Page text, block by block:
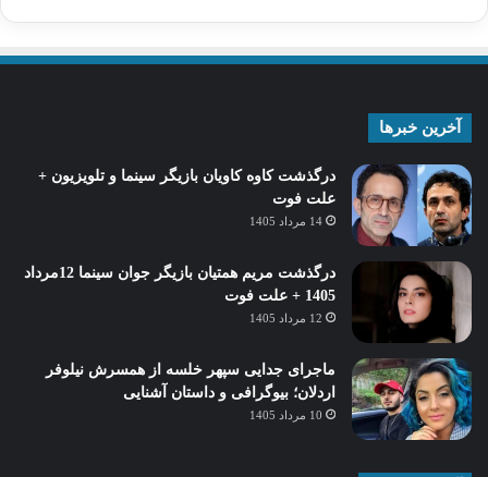
آخرین خبرها
درگذشت کاوه کاویان بازیگر سینما و تلویزیون +
علت فوت
14 مرداد 1405
درگذشت مریم همتیان بازیگر جوان سینما 12مرداد
1405 + علت فوت
12 مرداد 1405
ماجرای جدایی سپهر خلسه از همسرش نیلوفر
اردلان؛ بیوگرافی و داستان آشنایی
10 مرداد 1405